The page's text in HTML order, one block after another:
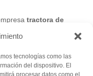
tecnologías como las
del dispositivo. El
procesar datos como el
tractora de
concedida a
director de